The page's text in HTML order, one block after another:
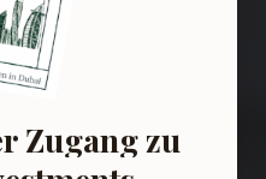
Zugang zu